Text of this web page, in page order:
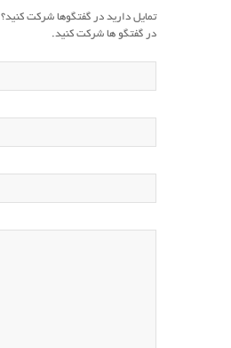
تمایل دارید در گفتگوها شرکت کنید؟
در گفتگو ها شرکت کنید.